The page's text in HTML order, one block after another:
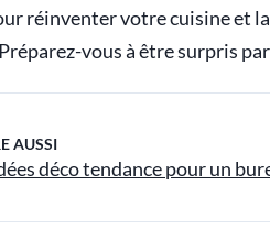
réinventer votre cuisine et
vous à être surpris
AUSSI
déco tendance pour un